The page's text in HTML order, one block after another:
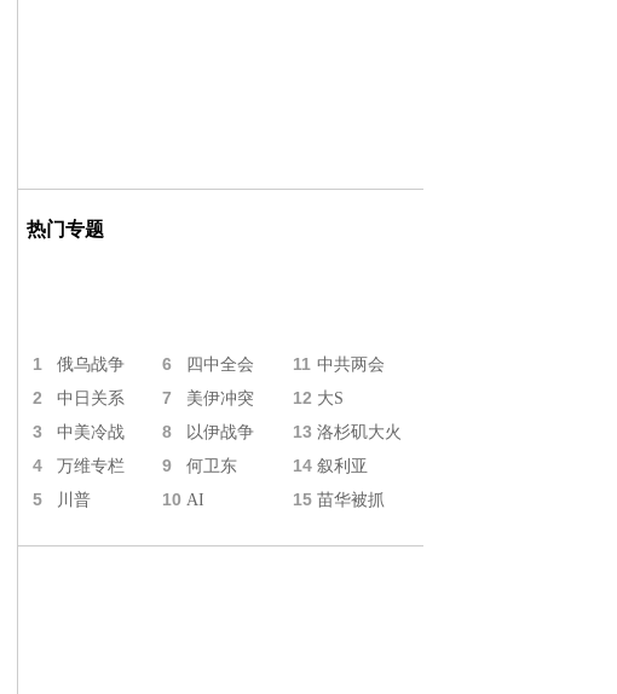
热门专题
1 俄乌战争 6 四中全会 11 中共两会
2 中日关系 7 美伊冲突 12 大S
3 中美冷战 8 以伊战争 13 洛杉矶大火
4 万维专栏 9 何卫东 14 叙利亚
5 川普 10 AI 15 苗华被抓